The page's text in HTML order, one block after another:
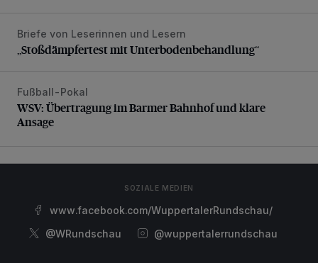
„Stoßdämpfertest mit Unterbodenbehandlung“
Briefe von Leserinnen und Lesern
„Stoßdämpfertest mit Unterbodenbehandlung“
WSV: Übertragung im Barmer Bahnhof und klare Ansage
Fußball-Pokal
WSV: Übertragung im Barmer Bahnhof und klare
Ansage
SOZIALE MEDIEN
www.facebook.com/WuppertalerRundschau/
@WRundschau
@wuppertalerrundschau